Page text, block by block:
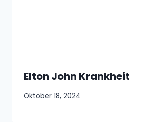
Elton John Krankheit
Oktober 18, 2024